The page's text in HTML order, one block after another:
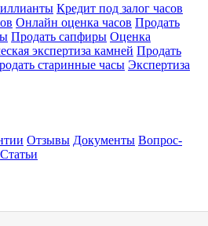
Кредит под залог часов
Онлайн оценка часов Продать
Продать сапфиры Оценка
экспертиза камней Продать
старинные часы Экспертиза
Отзывы Документы Вопрос-
Статьи